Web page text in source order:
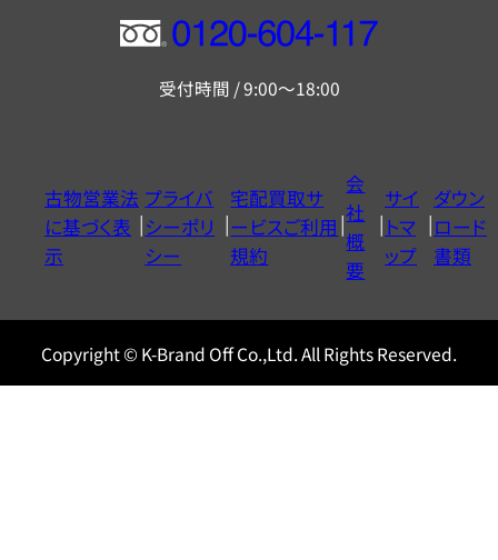
フ
ー
ヤ
ル
0120604117
受付時間 / 9:00～18:00
古物営業法
に基づく表
示
プライバ
シーポリ
シー
宅配買取サ
ービスご利用
規約
会
社
概
要
サイ
トマ
ップ
ダウン
ロード
書類
Copyright © K-Brand Off Co.,Ltd. All Rights Reserved.